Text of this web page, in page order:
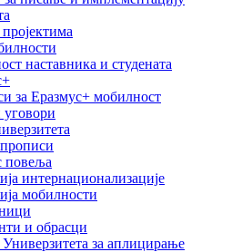
наставника и студената
за Еразмус+ мобилност
повеља
интернационализације
мобилности
и обрасци
за аплицирање